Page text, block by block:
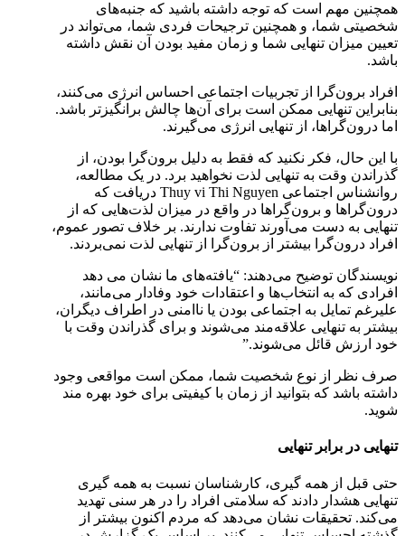
همچنین مهم است که توجه داشته باشید که جنبه‌های
شخصیتی شما، و همچنین ترجیحات فردی شما، می‌تواند در
تعیین میزان تنهایی شما و زمان مفید بودن آن نقش داشته
باشد.
افراد برون‌گرا از تجربیات اجتماعی احساس انرژی می‌کنند،
بنابراین تنهایی ممکن است برای آن‌ها چالش برانگیزتر باشد.
اما درون‌گراها، از تنهایی انرژی می‌گیرند.
با این حال، فکر نکنید که فقط به دلیل برون‌گرا بودن، از
گذراندن وقت به تنهایی لذت نخواهید برد. در یک مطالعه،
روانشناس اجتماعی Thuy vi Thi Nguyen دریافت که
درون‌گراها و برون‌گراها در واقع در میزان لذت‌هایی که از
تنهایی به دست می‌آورند تفاوت ندارند. بر خلاف تصور عموم،
افراد درون‌گرا بیشتر از برون‌گرا از تنهایی لذت نمی‌بردند.
نویسندگان توضیح می‌دهند: “یافته‌‎های ما نشان می دهد
افرادی که به انتخاب‌ها و اعتقادات خود وفادار می‌مانند،
علیرغم تمایل به اجتماعی بودن یا ناامنی در اطراف دیگران،
بیشتر به تنهایی علاقه‌مند می‌شوند و برای گذراندن وقت با
خود ارزش قائل می‌شوند.”
صرف نظر از نوع شخصیت شما، ممکن است مواقعی وجود
داشته باشد که بتوانید از زمان با کیفیتی برای خود بهره مند
شوید.
تنهایی در برابر تنهایی
حتی قبل از همه گیری، کارشناسان نسبت به همه گیری
تنهایی هشدار دادند که سلامتی افراد را در هر سنی تهدید
می‎‌کند. تحقیقات نشان می‌دهد که مردم اکنون بیشتر از